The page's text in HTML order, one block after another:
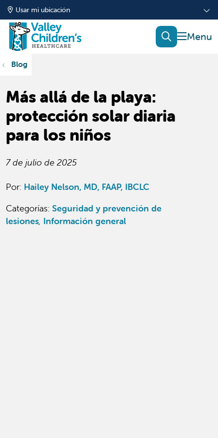
Usar mi ubicación
mostrar
buscar
Blog
Más allá de la playa:
protección solar diaria
para los niños
7 de julio de 2025
Por: Hailey Nelson, MD, FAAP, IBCLC
Categorías: Seguridad y prevención de
lesiones, Información general